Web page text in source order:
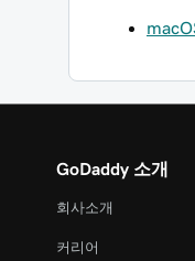
GoDaddy 소개
회사소개
커리어